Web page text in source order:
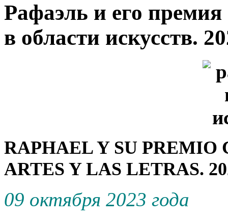
Рафаэль и его
в области искусств.
RAPHAEL Y SU
ARTES Y LAS LETRAS.
09 октября 2023 года